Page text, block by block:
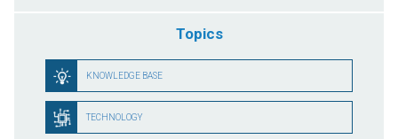
Topics
KNOWLEDGE BASE
TECHNOLOGY